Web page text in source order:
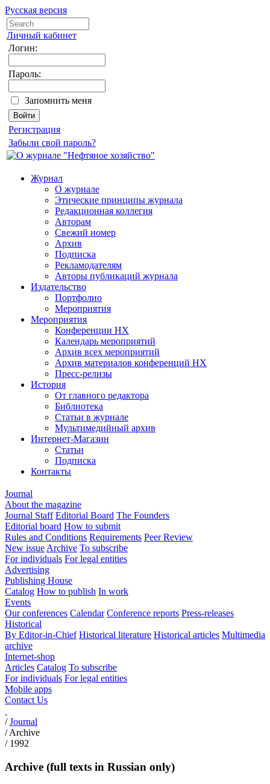
Русская версия
Личный кабинет
Логин:
Пароль:
Запомнить меня
Регистрация
Забыли свой пароль?
Журнал
О журнале
Этические принципы журнала
Редакционная коллегия
Авторам
Свежий номер
Архив
Подписка
Рекламодателям
Авторы публикаций журнала
Издательство
Портфолио
Мероприятия
Мероприятия
Конференции НХ
Календарь мероприятий
Архив всех мероприятий
Архив материалов конференций НХ
Пресс-релизы
История
От главного редактора
Библиотека
Статьи в журнале
Мультимедийный архив
Интернет-Магазин
Статьи
Подписка
Контакты
Journal
About the magazine
Journal Staff Editorial Board The Founders
Editorial board How to submit
Rules and Conditions Requirements Peer Review
New issue Archive To subscribe
For individuals For legal entities
Advertising
Publishing House
Catalog How to publish In work
Events
Our conferences Calendar Conference reports Press-releases
Historical
By Editor-in-Chief Historical literature Historical articles Multimedia
archive
Internet-shop
Articles Catalog To subscribe
For individuals For legal entities
Mobile apps
Contact Us
/Journal
/Archive
/ 1992
Archive (full texts in Russian only)